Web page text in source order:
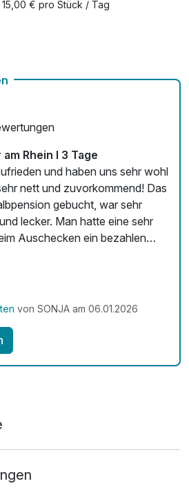
15,00 € pro Stück / Tag
Rhein I 3 Tage
und haben uns sehr wohl
nett und zuvorkommend! Das
gebucht, war sehr
lecker. Man hatte eine sehr
Auschecken ein bezahlen
von Computerausfall,
per Rechnung bezahlen.
von SONJA am 06.01.2026